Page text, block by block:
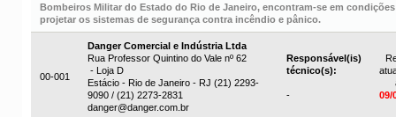
Bombeiros Militar do Estado do Rio de Janeiro, encontram-se em
projetar os sistemas de segurança contra incêndio e pânico.
00-001
Danger Comercial e Indústria Ltda
Rua Professor Quintino do Vale nº 62
- Loja D
Estácio - Rio de Janeiro - RJ (21) 2293-
9090 / (21) 2273-2831
danger@danger.com.br
Responsável(is)
técnico(s):
-
09/